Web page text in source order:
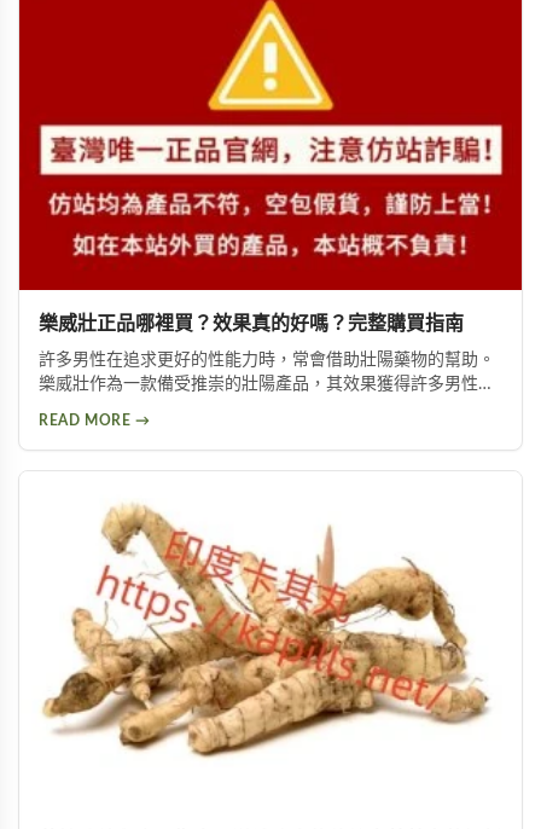
樂威壯正品哪裡買？效果真的好嗎？完整購買指南
許多男性在追求更好的性能力時，常會借助壯陽藥物的幫助。
樂威壯作為一款備受推崇的壯陽產品，其效果獲得許多男性朋
READ MORE →